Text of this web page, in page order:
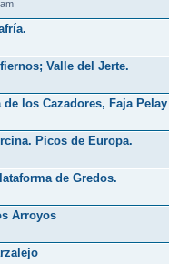
Valle del Jerte.
los Cazadores, Faja Pelay
Picos de Europa.
de Gredos.
Arroyos